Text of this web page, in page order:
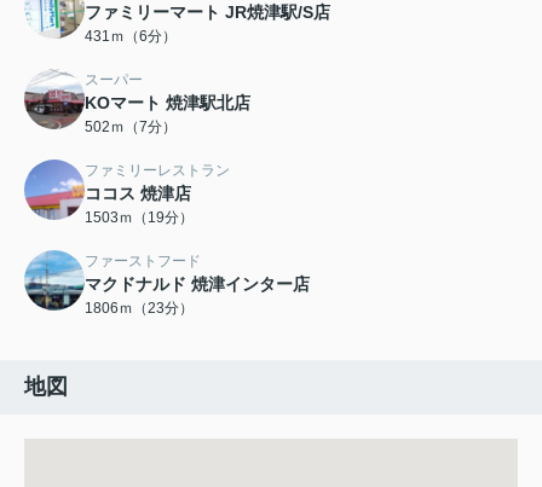
ファミリーマート JR焼津駅/S店
431ｍ（6分）
スーパー
KOマート 焼津駅北店
502ｍ（7分）
ファミリーレストラン
ココス 焼津店
1503ｍ（19分）
ファーストフード
マクドナルド 焼津インター店
1806ｍ（23分）
地図